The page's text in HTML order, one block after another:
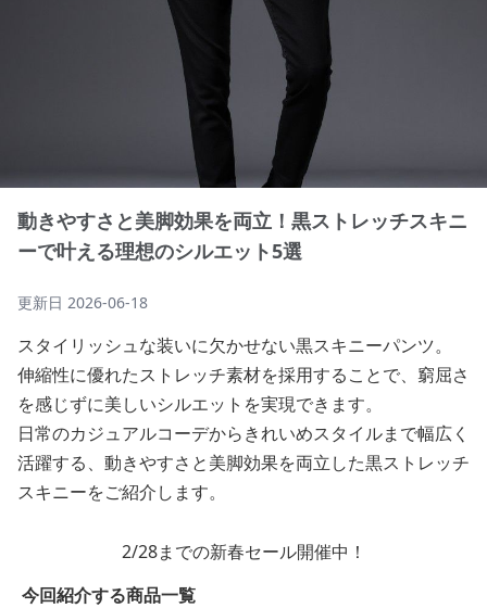
動きやすさと美脚効果を両立！黒ストレッチスキニ
ーで叶える理想のシルエット5選
更新日 2026-06-18
スタイリッシュな装いに欠かせない黒スキニーパンツ。
伸縮性に優れたストレッチ素材を採用することで、窮屈さ
を感じずに美しいシルエットを実現できます。
日常のカジュアルコーデからきれいめスタイルまで幅広く
活躍する、動きやすさと美脚効果を両立した黒ストレッチ
スキニーをご紹介します。
2/28までの新春セール開催中！
今回紹介する商品一覧